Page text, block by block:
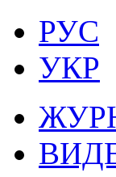
РУС
УКР